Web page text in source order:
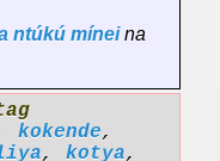
ntúkú míneina
kokende,
, kotya,